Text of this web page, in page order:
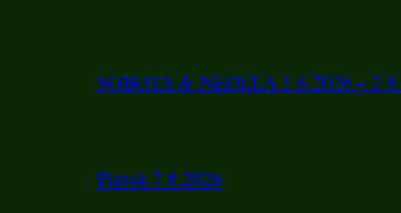
SOBOTA & NEDEĽA 1.8.2026 –
Piatok 7.8.2026